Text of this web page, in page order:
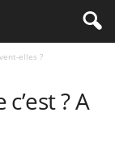
elles ?
? A